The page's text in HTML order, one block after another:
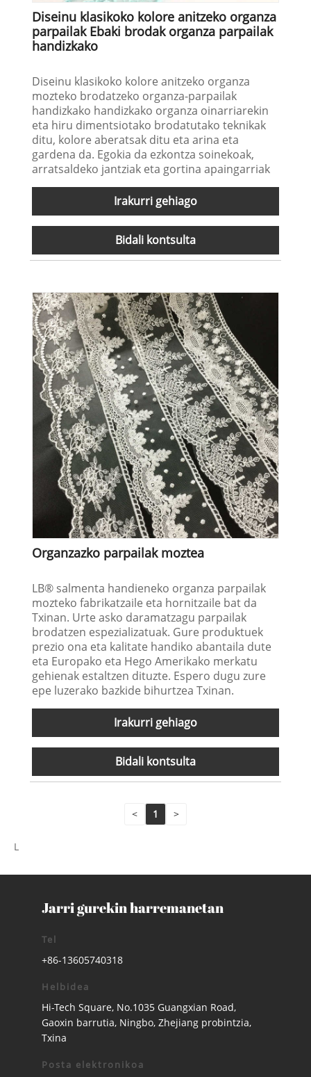
Diseinu klasikoko kolore anitzeko organza
parpailak Ebaki brodak organza parpailak
handizkako
Diseinu klasikoko kolore anitzeko organza
mozteko brodatzeko organza-parpailak
handizkako handizkako organza oinarriarekin
eta hiru dimentsiotako brodatutako teknikak
ditu, kolore aberatsak ditu eta arina eta
gardena da. Egokia da ezkontza soinekoak,
arratsaldeko jantziak eta gortina apaingarriak
Irakurri gehiago
Bidali kontsulta
Organzazko parpailak moztea
LB® salmenta handieneko organza parpailak
mozteko fabrikatzaile eta hornitzaile bat da
Txinan. Urte asko daramatzagu parpailak
brodatzen espezializatuak. Gure produktuek
prezio ona eta kalitate handiko abantaila dute
eta Europako eta Hego Amerikako merkatu
gehienak estaltzen dituzte. Espero dugu zure
epe luzerako bazkide bihurtzea Txinan.
Irakurri gehiago
Bidali kontsulta
< 1 >
L
Jarri gurekin harremanetan
Tel
+86-13605740318
Helbidea
Hi-Tech Square, No.1035 Guangxian Road,
Gaoxin barrutia, Ningbo, Zhejiang probintzia,
Txina
Posta elektronikoa